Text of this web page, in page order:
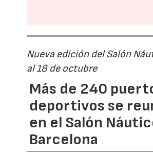
Nueva edición del Salón
al 18 de octubre
Más de 240
deportivos se
en el Salón
Barcelona